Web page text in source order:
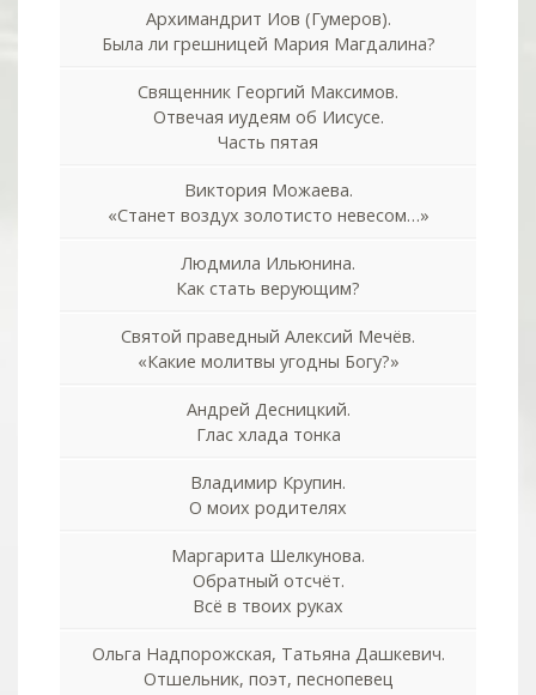
Архимандрит Иов (Гумеров).
Была ли грешницей Мария Магдалина?
Священник Георгий Максимов.
Отвечая иудеям об Иисусе.
Часть пятая
Виктория Можаева.
«Станет воздух золотисто невесом…»
Людмила Ильюнина.
Как стать верующим?
Святой праведный Алексий Мечёв.
«Какие молитвы угодны Богу?»
Андрей Десницкий.
Глас хлада тонка
Владимир Крупин.
О моих родителях
Маргарита Шелкунова.
Обратный отсчёт.
Всё в твоих руках
Ольга Надпорожская, Татьяна Дашкевич.
Отшельник, поэт, песнопевец